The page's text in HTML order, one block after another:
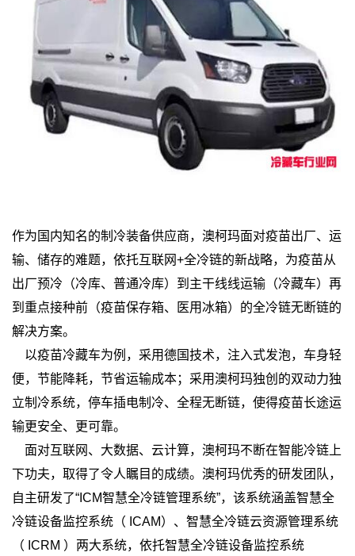
作为国内知名的制冷装备供应商，澳柯玛面对疫苗出厂、运
输、储存的难题，依托互联网+全冷链的新战略，为疫苗从
出厂预冷（冷库、普通冷库）到主干线线运输（冷藏车）再
到重点接种前（疫苗保存箱、医用冰箱）的全冷链无断链的
解决方案。
以疫苗冷藏车为例，采用德国技术，注入式发泡，车身轻
便，节能降耗，节省运输成本；采用澳柯玛独创的双动力独
立制冷系统，停车插电制冷、全程无断链，使得疫苗长途运
输更安全、更可靠。
面对互联网、大数据、云计算，澳柯玛不断在智能冷链上
下功夫，取得了令人瞩目的成绩。澳柯玛优秀的研发团队，
自主研发了“ICM智慧全冷链管理系统”，该系统涵盖智慧全
冷链设备监控系统（ ICAM）、智慧全冷链云资源管理系统
（ ICRM ）两大系统，依托智慧全冷链设备监控系统